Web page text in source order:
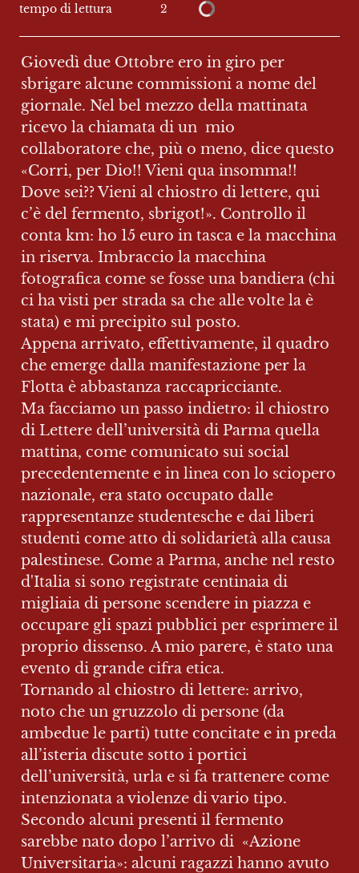
tempo di lettura 2
Giovedì due Ottobre ero in giro per
sbrigare alcune commissioni a nome del
giornale. Nel bel mezzo della mattinata
ricevo la chiamata di un  mio
collaboratore che, più o meno, dice questo
«Corri, per Dio!! Vieni qua insomma!!
Dove sei?? Vieni al chiostro di lettere, qui
c’è del fermento, sbrigot!». Controllo il
conta km: ho 15 euro in tasca e la macchina
in riserva. Imbraccio la macchina
fotografica come se fosse una bandiera (chi
ci ha visti per strada sa che alle volte la è
stata) e mi precipito sul posto.
Appena arrivato, effettivamente, il quadro
che emerge dalla manifestazione per la
Flotta è abbastanza raccapricciante.
Ma facciamo un passo indietro: il chiostro
di Lettere dell’università di Parma quella
mattina, come comunicato sui social
precedentemente e in linea con lo sciopero
nazionale, era stato occupato dalle
rappresentanze studentesche e dai liberi
studenti come atto di solidarietà alla causa
palestinese. Come a Parma, anche nel resto
d'Italia si sono registrate centinaia di
migliaia di persone scendere in piazza e
occupare gli spazi pubblici per esprimere il
proprio dissenso. A mio parere, è stato una
evento di grande cifra etica.
Tornando al chiostro di lettere: arrivo,
noto che un gruzzolo di persone (da
ambedue le parti) tutte concitate e in preda
all’isteria discute sotto i portici
dell’università, urla e si fa trattenere come
intenzionata a violenze di vario tipo.
Secondo alcuni presenti il fermento
sarebbe nato dopo l’arrivo di  «Azione
Universitaria»: alcuni ragazzi hanno avuto